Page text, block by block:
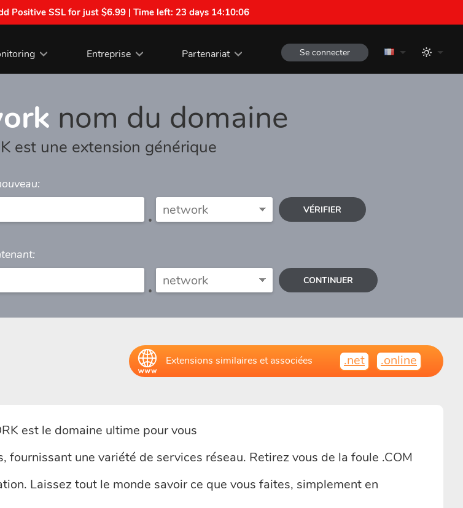
Positive SSL for just $6.99 | Time left: 23 days 14:10:06
Entreprise Partenariat Se connecter
nom du domaine
est une extension générique
. VÉRIFIER
. CONTINUER
Extensions similaires et associées .net .online
est le domaine ultime pour vous
une variété de services réseau. Retirez vous de la foule .COM
Laissez tout le monde savoir ce que vous faites, simplement en